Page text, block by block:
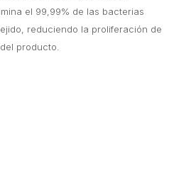
el 99,99% de las bacterias
reduciendo la proliferación de
producto.